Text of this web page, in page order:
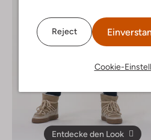
Reject
Cookie-
Entdecke den Look